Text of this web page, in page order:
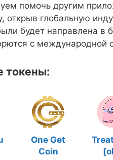
помочь другим
открыв глобальную
будет направлена
с международной
токены:
One Get
Coin